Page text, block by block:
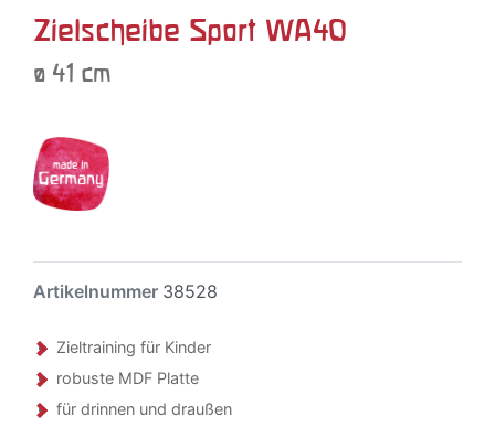
Zielscheibe Sport WA40
ø 41 cm
Artikelnummer 38528
Zieltraining für Kinder
robuste MDF Platte
für drinnen und draußen